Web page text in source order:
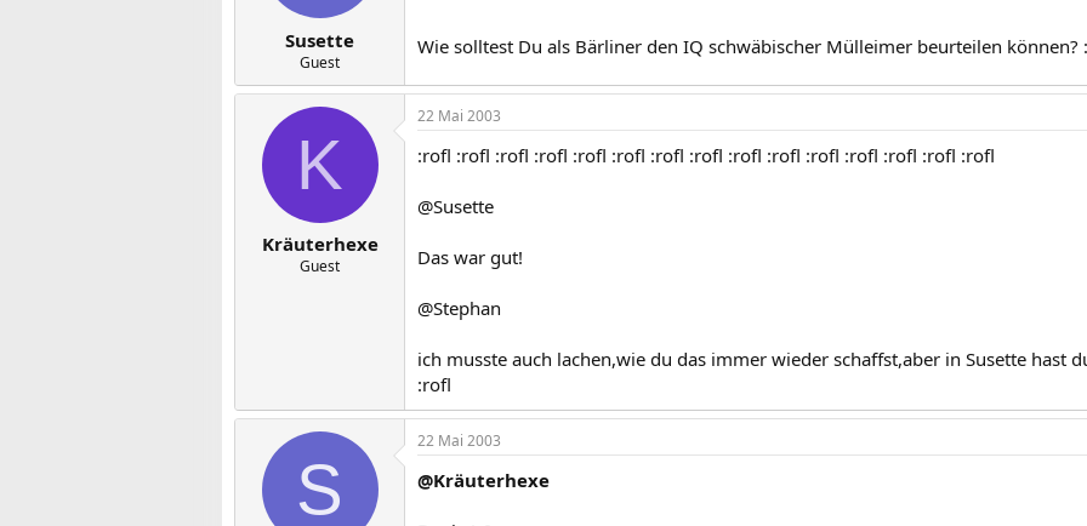
Susette
Guest
Wie solltest Du als Bärliner den IQ schwäbischer Mülleimer beurteilen können?
K
Kräuterhexe
Guest
22 Mai 2003
:rofl :rofl :rofl :rofl :rofl :rofl :rofl :rofl :rofl :rofl :rofl :rofl :rofl :rofl :rofl
@Susette
Das war gut!
@Stephan
ich musste auch lachen,wie du das immer wieder schaffst,aber in Susette hast
:rofl
S
22 Mai 2003
@Kräuterhexe